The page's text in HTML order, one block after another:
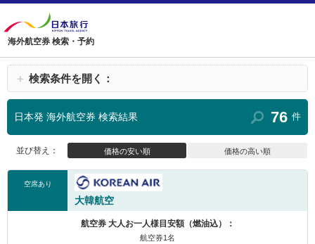
海外航空券 検索・予約
＋ 検索条件を開く：
日本発 海外航空券 検索結果 76 件
並び替え： 価格の安い順 価格の高い順
空席あり
大韓航空
航空券 大人お一人様目安額（燃油込）：
航空券1名